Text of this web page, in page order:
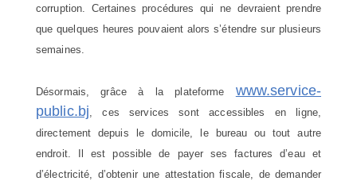
corruption. Certaines procédures qui ne devraient prendre
que quelques heures pouvaient alors s’étendre sur plusieurs
semaines.
Désormais, grâce à la plateforme www.service-
public.bj , ces services sont accessibles en ligne,
directement depuis le domicile, le bureau ou tout autre
endroit. Il est possible de payer ses factures d’eau et
d’électricité, d’obtenir une attestation fiscale, de demander